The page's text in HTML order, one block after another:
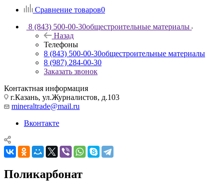
Сравнение товаров0
8 (843) 500-00-30общестроительные материалы
Назад
Телефоны
8 (843) 500-00-30общестроительные материалы
8 (987) 284-00-30
Заказать звонок
Контактная информация
г.Казань, ул.Журналистов, д.103
mineraltrade@mail.ru
Вконтакте
Поликарбонат